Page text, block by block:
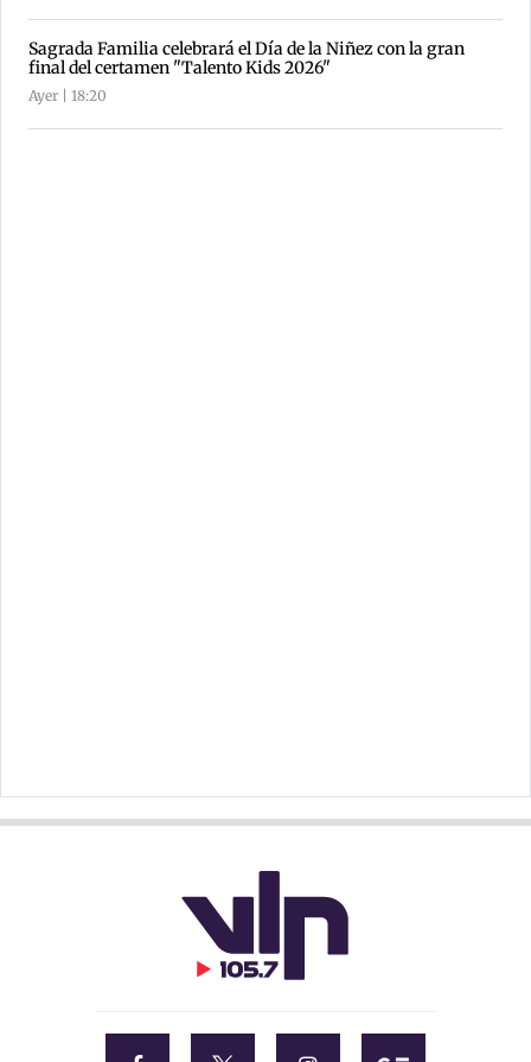
Sagrada Familia celebrará el Día de la Niñez con la gran
final del certamen "Talento Kids 2026"
Ayer | 18:20